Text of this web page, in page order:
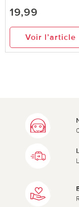
19,99
Voir l’article